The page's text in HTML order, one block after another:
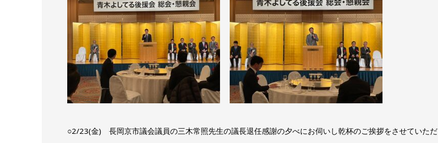
○2/23(金) 長岡京市議会議員の三木常照先生の議長退任感謝の夕べにお伺いし乾杯のご挨拶をさせていただ